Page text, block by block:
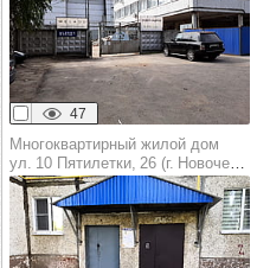
47
Многоквартирный жилой дом
ул. 10 Пятилетки, 26 (г. Новочебоксарск)